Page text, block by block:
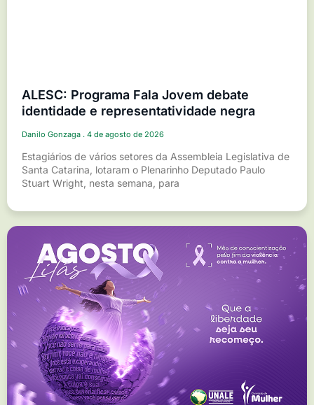
ALESC: Programa Fala Jovem debate
identidade e representatividade negra
Danilo Gonzaga 4 de agosto de 2026
Estagiários de vários setores da Assembleia Legislativa de
Santa Catarina, lotaram o Plenarinho Deputado Paulo
Stuart Wright, nesta semana, para